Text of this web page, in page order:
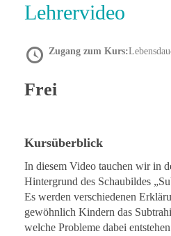
Lehrervideo
Zugang zum Kurs:
Frei
Kursüberblick
In diesem Video tauchen wir in
Hintergrund des Schaubildes
Es werden verschiedenen
gewöhnlich Kindern das
welche Probleme dabei